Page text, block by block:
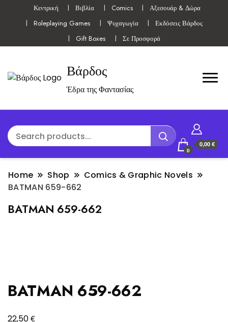
Κεντρική Βιβλία Comics
Αξεσουάρ & Δώρα
Roleplaying Games
Ψυχαγωγία
Εκδόσεις Βάρδος
Gift Boxes
Σε Προσφορά
Βάρδος
Έδρα της Φαντασίας
0
0,00 €
Home Shop
Comics & Graphic Novels
BATMAN 659-662
BATMAN 659-662
BATMAN 659-662
22,50€